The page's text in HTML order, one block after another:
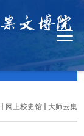
网上校史馆 大师云集